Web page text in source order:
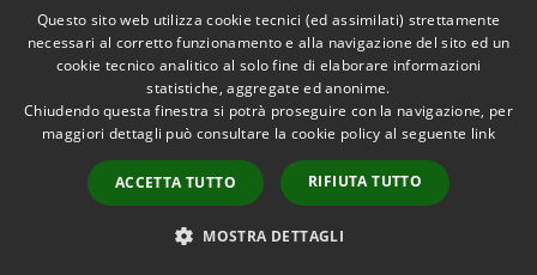
RSS
Accessibilità
Mappa del sito
© 2022 • Comune di Santa
Margherita Ligure •
Powered by
Municipium•
Accesso
Area Riservata
Questo sito web utilizza cookie tecnici (ed assimilati) strettamente
necessari al corretto funzionamento e alla navigazione del sito ed un
cookie tecnico analitico al solo fine di elaborare informazioni
statistiche, aggregate ed anonime.
Chiudendo questa finestra si potrà proseguire con la navigazione, per
maggiori dettagli può consultare la cookie policy al seguente link
ACCETTA TUTTO RIFIUTA TUTTO
MOSTRA DETTAGLI